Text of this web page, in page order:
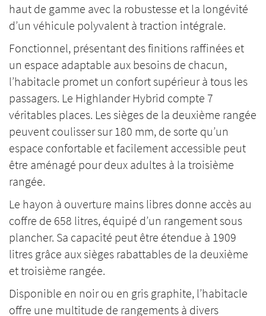
haut de gamme avec la robustesse et la longévité
d’un véhicule polyvalent à traction intégrale.
Fonctionnel, présentant des finitions raffinées et
un espace adaptable aux besoins de chacun,
l’habitacle promet un confort supérieur à tous les
passagers. Le Highlander Hybrid compte 7
véritables places. Les sièges de la deuxième rangée
peuvent coulisser sur 180 mm, de sorte qu’un
espace confortable et facilement accessible peut
être aménagé pour deux adultes à la troisième
rangée.
Le hayon à ouverture mains libres donne accès au
coffre de 658 litres, équipé d’un rangement sous
plancher. Sa capacité peut être étendue à 1909
litres grâce aux sièges rabattables de la deuxième
et troisième rangée.
Disponible en noir ou en gris graphite, l’habitacle
offre une multitude de rangements à divers